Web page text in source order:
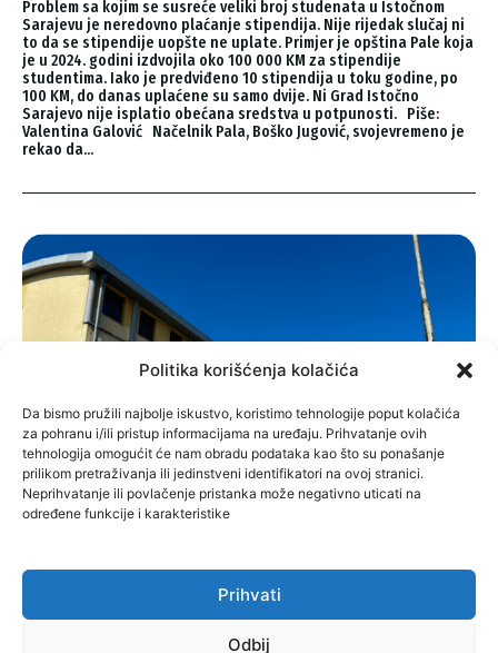
Politika korišćenja kolačića
Da bismo pružili najbolje iskustvo, koristimo tehnologije poput kolačića
za pohranu i/ili pristup informacijama na uređaju. Prihvatanje ovih
tehnologija omogućit će nam obradu podataka kao što su ponašanje
prilikom pretraživanja ili jedinstveni identifikatori na ovoj stranici.
Neprihvatanje ili povlačenje pristanka može negativno uticati na
određene funkcije i karakteristike
Prihvati
Odbij
Problem sa kojim se susreće veliki broj studenata u Istočnom
Sarajevu je neredovno plaćanje stipendija. Nije rijedak slučaj ni
to da se stipendije uopšte ne uplate. Primjer je opština Pale koja
je u 2024. godini izdvojila oko 100 000 KM za stipendije
studentima. Iako je predviđeno 10 stipendija u toku godine, po
100 KM, do danas uplaćene su samo dvije. Ni Grad Istočno
Sarajevo nije isplatio obećana sredstva u potpunosti. Piše:
Valentina Galović Načelnik Pala, Boško Jugović, svojevremeno je
rekao da...